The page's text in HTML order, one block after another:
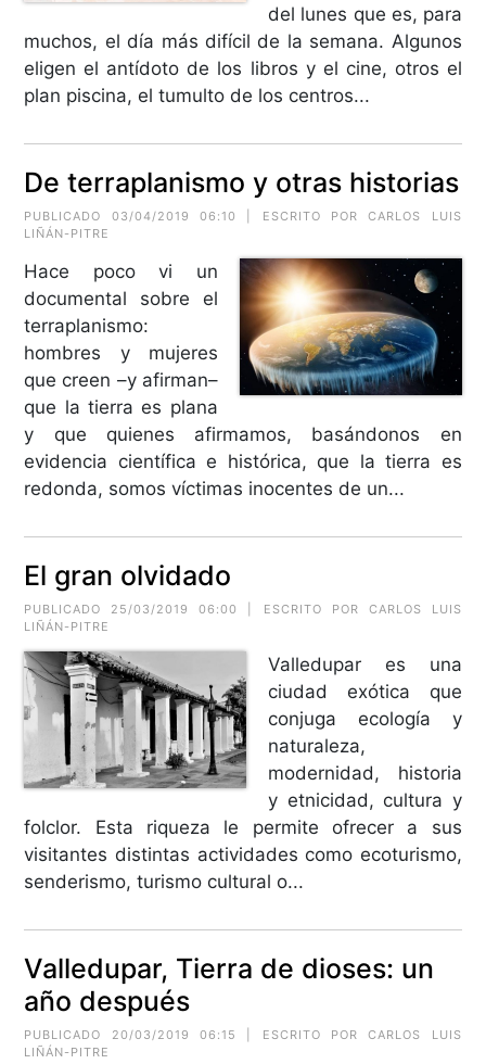
del lunes que es, para
muchos, el día más difícil de la semana. Algunos
eligen el antídoto de los libros y el cine, otros el
plan piscina, el tumulto de los centros...
De terraplanismo y otras historias
PUBLICADO 03/04/2019 06:10 | ESCRITO POR CARLOS LUIS
LIÑÁN-PITRE
Hace poco vi un
documental sobre el
terraplanismo:
hombres y mujeres
que creen –y afirman–
que la tierra es plana
y que quienes afirmamos, basándonos en
evidencia científica e histórica, que la tierra es
redonda, somos víctimas inocentes de un...
El gran olvidado
PUBLICADO 25/03/2019 06:00 | ESCRITO POR CARLOS LUIS
LIÑÁN-PITRE
Valledupar es una
ciudad exótica que
conjuga ecología y
naturaleza,
modernidad, historia
y etnicidad, cultura y
folclor. Esta riqueza le permite ofrecer a sus
visitantes distintas actividades como ecoturismo,
senderismo, turismo cultural o...
Valledupar, Tierra de dioses: un
año después
PUBLICADO 20/03/2019 06:15 | ESCRITO POR CARLOS LUIS
LIÑÁN-PITRE